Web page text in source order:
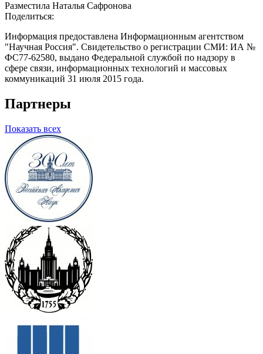
Разместила Наталья Сафронова
Поделиться:
Информация предоставлена Информационным агентством
"Научная Россия". Свидетельство о регистрации СМИ: ИА №
ФС77-62580, выдано Федеральной службой по надзору в
сфере связи, информационных технологий и массовых
коммуникаций 31 июля 2015 года.
Партнеры
Показать всех